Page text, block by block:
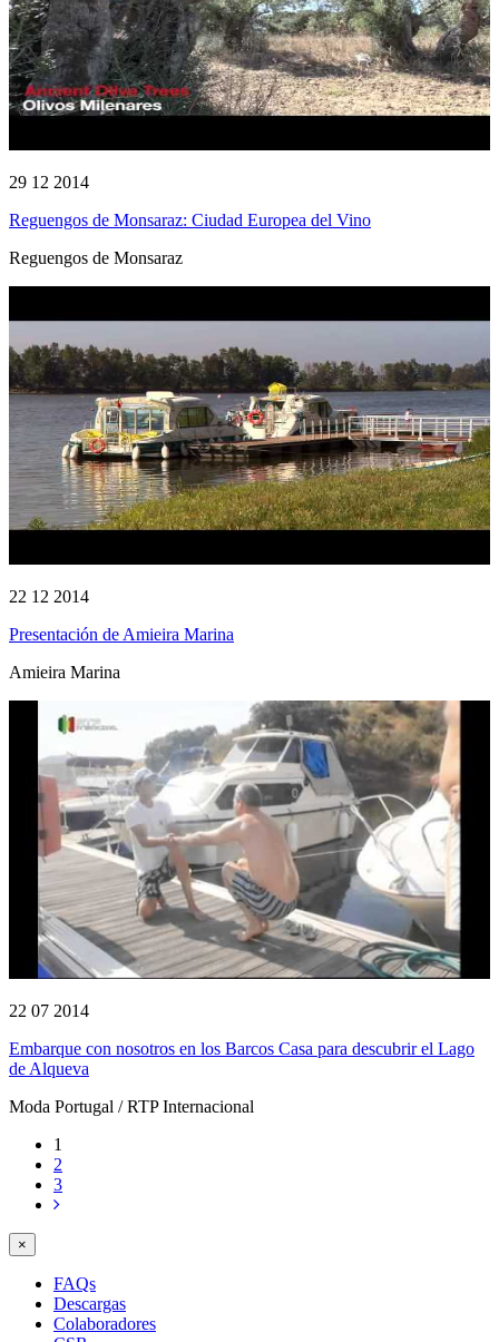
29 12 2014
Reguengos de Monsaraz: Ciudad Europea del Vino
Reguengos de Monsaraz
22 12 2014
Presentación de Amieira Marina
Amieira Marina
22 07 2014
Embarque con nosotros en los Barcos Casa para descubrir el Lago
de Alqueva
Moda Portugal / RTP Internacional
1
2
3
×
FAQs
Descargas
Colaboradores